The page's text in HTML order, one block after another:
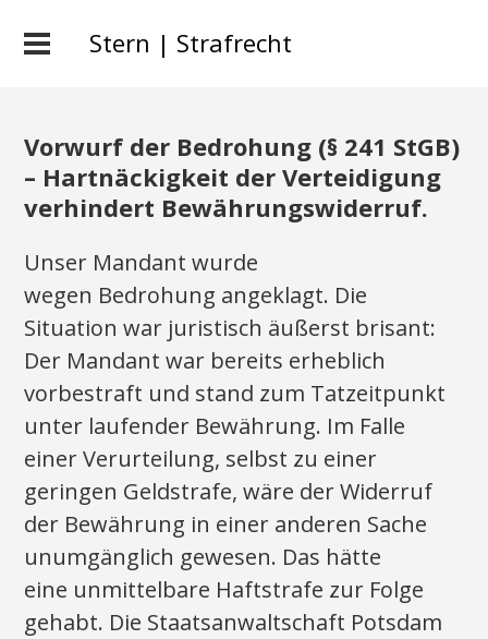
Stern | Strafrecht
Vorwurf der Bedrohung (§ 241 StGB)
– Hartnäckigkeit der Verteidigung
verhindert Bewährungswiderruf.
Unser Mandant wurde
wegen Bedrohung angeklagt. Die
Situation war juristisch äußerst brisant:
Der Mandant war bereits erheblich
vorbestraft und stand zum Tatzeitpunkt
unter laufender Bewährung. Im Falle
einer Verurteilung, selbst zu einer
geringen Geldstrafe, wäre der Widerruf
der Bewährung in einer anderen Sache
unumgänglich gewesen. Das hätte
eine unmittelbare Haftstrafe zur Folge
gehabt. Die Staatsanwaltschaft Potsdam